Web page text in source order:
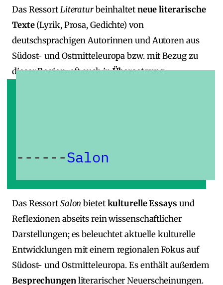
Das RessortLiteraturbeinhaltetneue literarische
Texte(Lyrik, Prosa, Gedichte) von
deutschsprachigen Autorinnen und Autoren aus
Südost‑ und Ostmitteleuropa bzw. mit Bezug zu
dieser Region, oft auch inÜbersetzung.
Salon
Das RessortSalon bietetkulturelle Essays und
Reflexionen abseits rein wissenschaftlicher
Darstellungen; es beleuchtet aktuelle kulturelle
Entwicklungen mit einem regionalen Fokus auf
Südost‑ und Ostmitteleuropa. Es enthält außerdem
Besprechungenliterarischer Neuerscheinungen.